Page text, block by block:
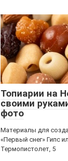
Топиарии на
своими
фото
Материалы для
«Первый снег» Гипс
Термопистолет, 5